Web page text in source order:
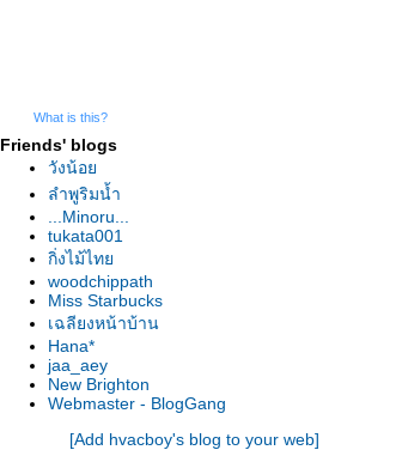
What is this?
Friends' blogs
วังน้อ
ลำพูริมน้ำ
...Minoru...
tukata001
กิ่งไม้ไท
woodchippath
Miss Starbucks
เฉลียงหน้าบ้าน
Hana*
jaa_aey
New Brighton
Webmaster - BlogGang
[Add hvacboy's blog to your web]